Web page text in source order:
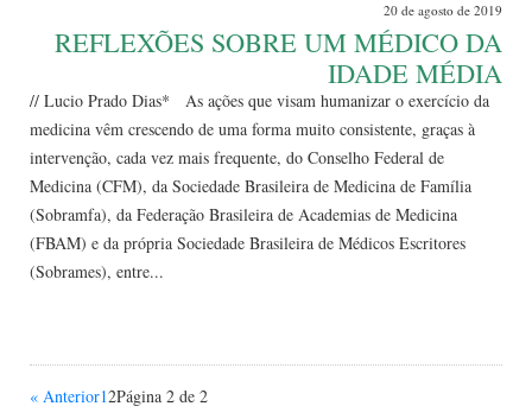
20 de agosto de 2019
REFLEXÕES SOBRE UM MÉDICO DA
IDADE MÉDIA
// Lucio Prado Dias* As ações que visam humanizar o exercício da
medicina vêm crescendo de uma forma muito consistente, graças à
intervenção, cada vez mais frequente, do Conselho Federal de
Medicina (CFM), da Sociedade Brasileira de Medicina de Família
(Sobramfa), da Federação Brasileira de Academias de Medicina
(FBAM) e da própria Sociedade Brasileira de Médicos Escritores
(Sobrames), entre...
« Anterior12Página 2 de 2